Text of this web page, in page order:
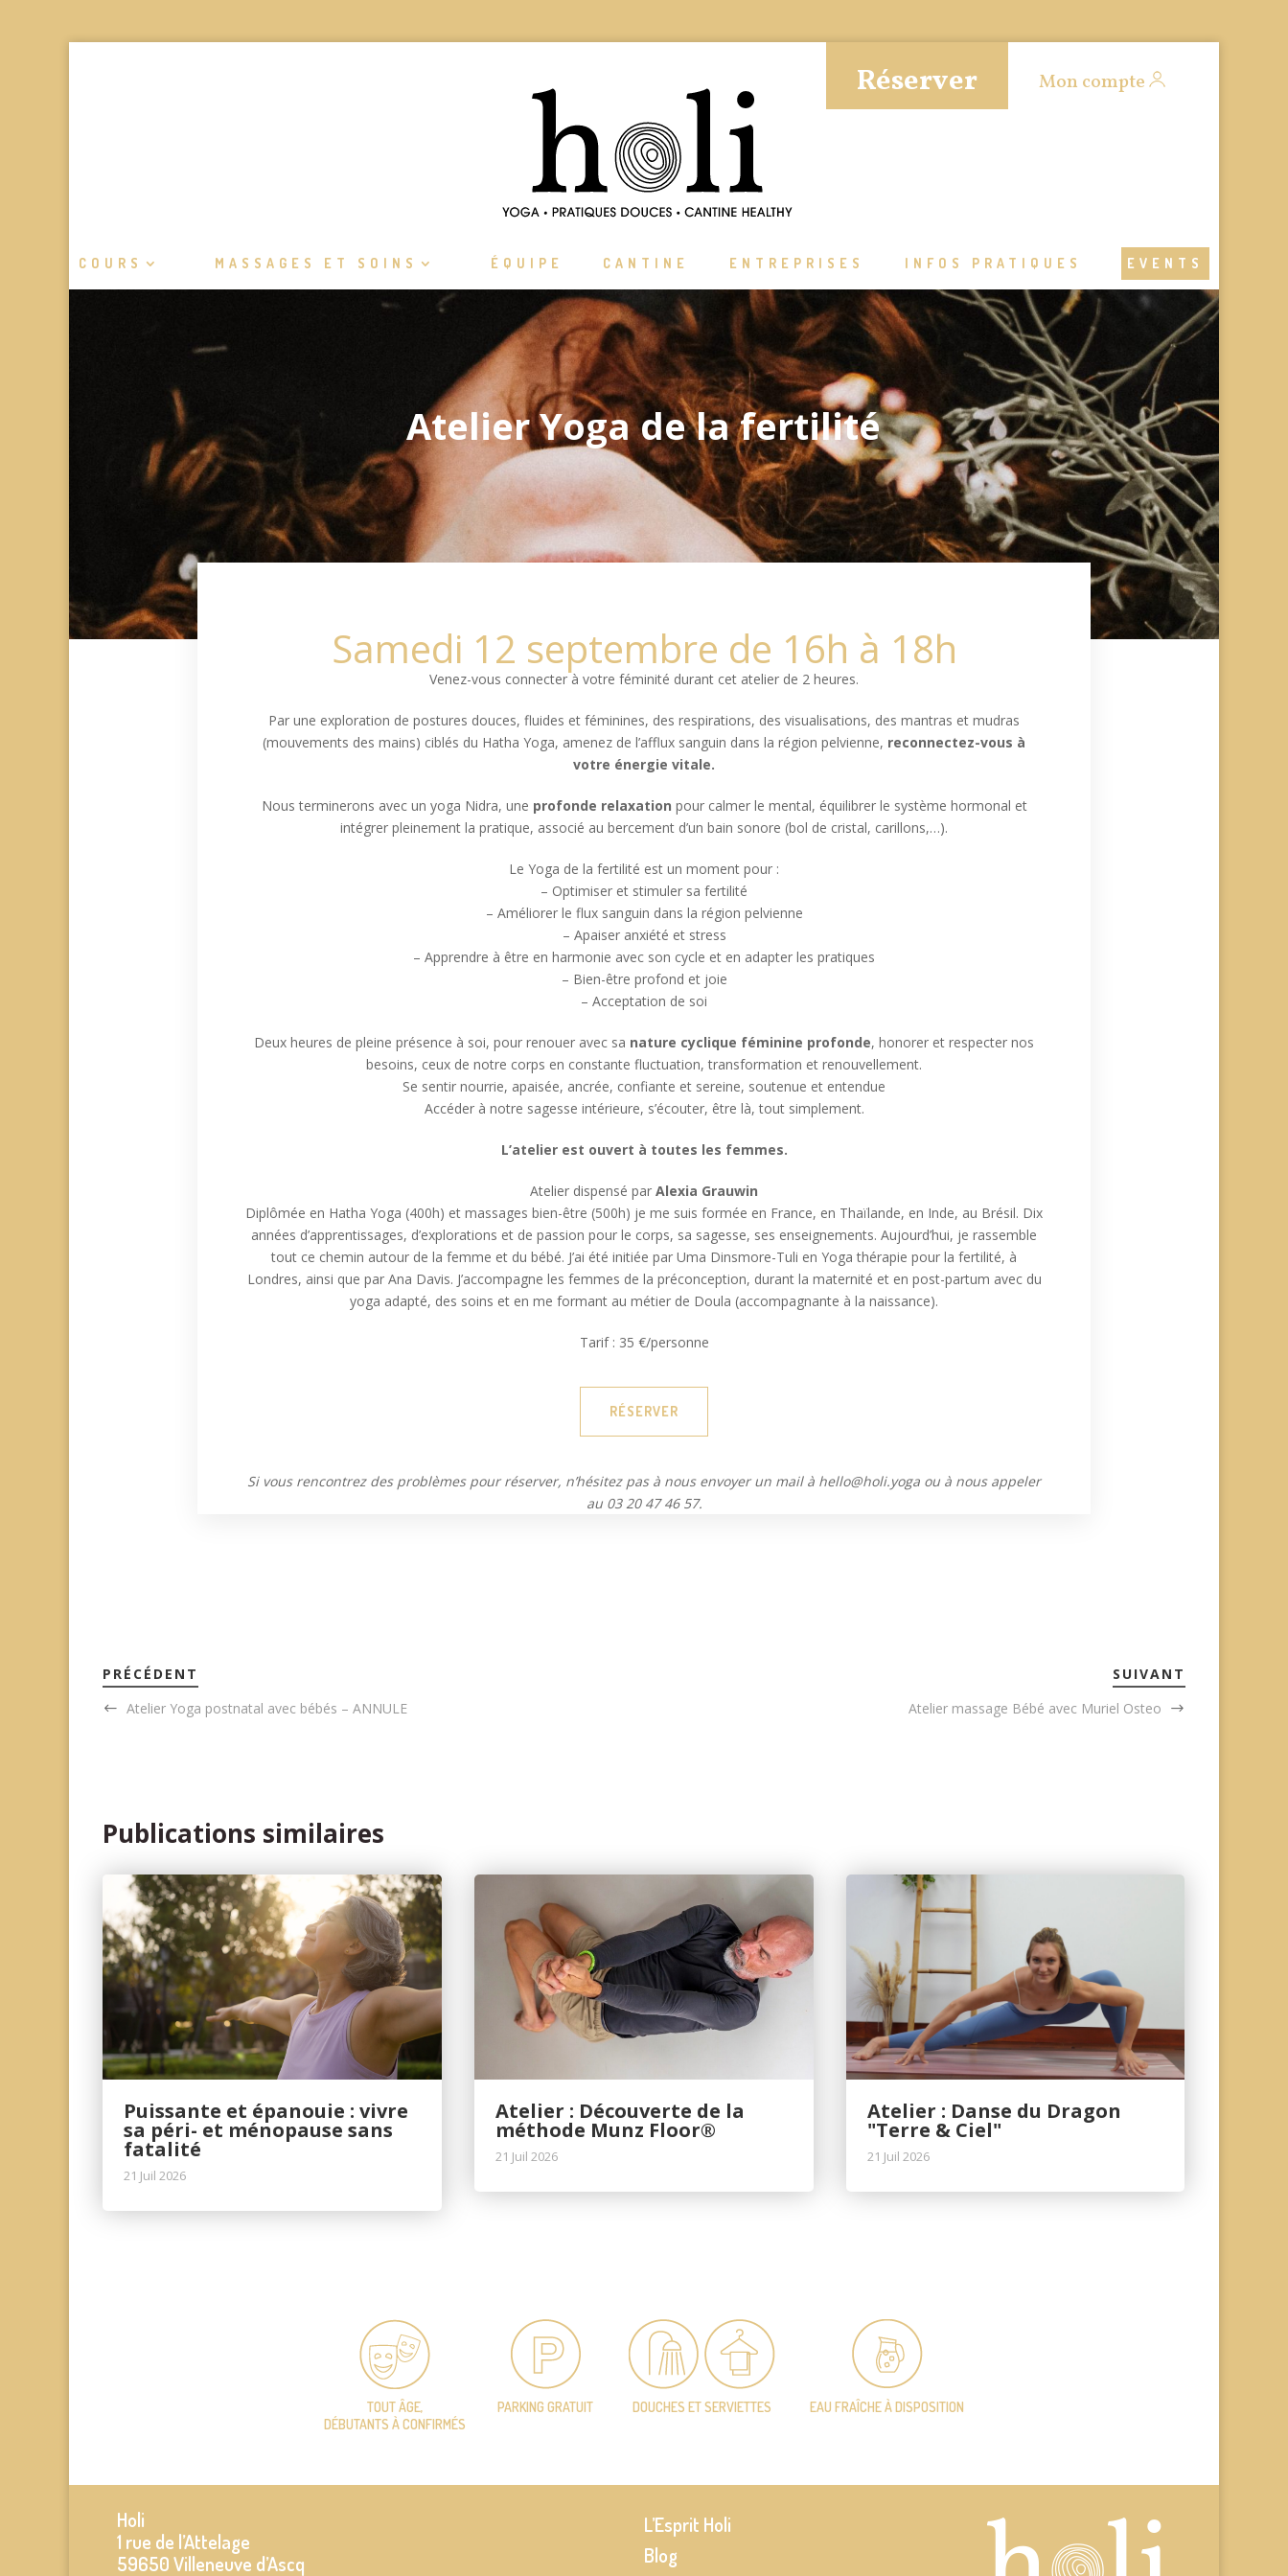
Réserver Mon compte
COURS MASSAGES ET SOINS ÉQUIPE CANTINE ENTREPRISES INFOS PRATIQUES EVENTS
Atelier Yoga de la fertilité
Samedi 12 septembre de 16h à 18h
Venez-vous connecter à votre féminité durant cet atelier de 2 heures.
Par une exploration de postures douces, fluides et féminines, des respirations, des visualisations, des mantras et mudras
(mouvements des mains) ciblés du Hatha Yoga, amenez de l’afflux sanguin dans la région pelvienne, reconnectez-vous à
votre énergie vitale.
Nous terminerons avec un yoga Nidra, une profonde relaxation pour calmer le mental, équilibrer le système hormonal et
intégrer pleinement la pratique, associé au bercement d’un bain sonore (bol de cristal, carillons,…).
Le Yoga de la fertilité est un moment pour :
– Optimiser et stimuler sa fertilité
– Améliorer le flux sanguin dans la région pelvienne
– Apaiser anxiété et stress
– Apprendre à être en harmonie avec son cycle et en adapter les pratiques
– Bien-être profond et joie
– Acceptation de soi
Deux heures de pleine présence à soi, pour renouer avec sa nature cyclique féminine profonde, honorer et respecter nos
besoins, ceux de notre corps en constante fluctuation, transformation et renouvellement.
Se sentir nourrie, apaisée, ancrée, confiante et sereine, soutenue et entendue
Accéder à notre sagesse intérieure, s’écouter, être là, tout simplement.
L’atelier est ouvert à toutes les femmes.
Atelier dispensé par Alexia Grauwin
Diplômée en Hatha Yoga (400h) et massages bien-être (500h) je me suis formée en France, en Thaïlande, en Inde, au Brésil. Dix
années d’apprentissages, d’explorations et de passion pour le corps, sa sagesse, ses enseignements. Aujourd’hui, je rassemble
tout ce chemin autour de la femme et du bébé. J’ai été initiée par Uma Dinsmore-Tuli en Yoga thérapie pour la fertilité, à
Londres, ainsi que par Ana Davis. J’accompagne les femmes de la préconception, durant la maternité et en post-partum avec du
yoga adapté, des soins et en me formant au métier de Doula (accompagnante à la naissance).
Tarif : 35 €/personne
RÉSERVER
Si vous rencontrez des problèmes pour réserver, n’hésitez pas à nous envoyer un mail à hello@holi.yoga ou à nous appeler
au 03 20 47 46 57.
PRÉCÉDENT
Atelier Yoga postnatal avec bébés – ANNULE
SUIVANT
Atelier massage Bébé avec Muriel Osteo
Publications similaires
Puissante et épanouie : vivre
sa péri- et ménopause sans
fatalité
21 Juil 2026
Atelier : Découverte de la
méthode Munz Floor®
21 Juil 2026
Atelier : Danse du Dragon
"Terre & Ciel"
21 Juil 2026
TOUT ÂGE,
DÉBUTANTS À CONFIRMÉS
PARKING GRATUIT DOUCHES ET SERVIETTES EAU FRAÎCHEÀ DISPOSITION
Holi
1 rue de l’Attelage
59650 Villeneuve d’Ascq
L’Esprit Holi
Blog